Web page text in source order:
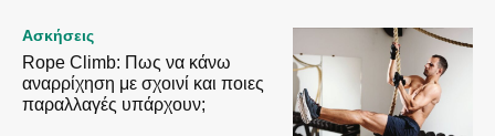
Ασκήσεις
Rope Climb: Πως να κάνω
αναρρίχηση με σχοινί και ποιες
παραλλαγές υπάρχουν;